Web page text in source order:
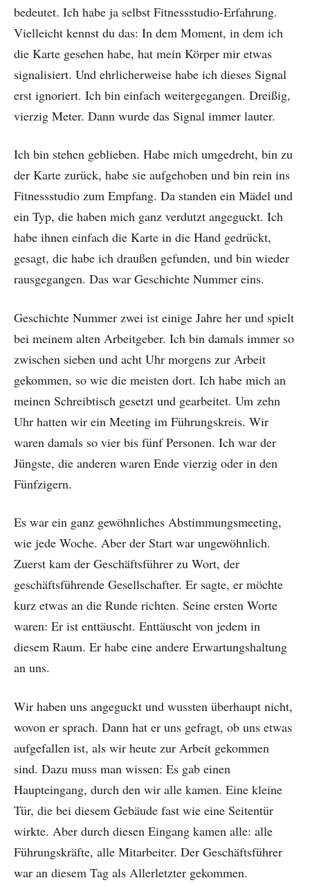
bedeutet. Ich habe ja selbst Fitnessstudio-Erfahrung.
Vielleicht kennst du das: In dem Moment, in dem ich
die Karte gesehen habe, hat mein Körper mir etwas
signalisiert. Und ehrlicherweise habe ich dieses Signal
erst ignoriert. Ich bin einfach weitergegangen. Dreißig,
vierzig Meter. Dann wurde das Signal immer lauter.
Ich bin stehen geblieben. Habe mich umgedreht, bin zu
der Karte zurück, habe sie aufgehoben und bin rein ins
Fitnessstudio zum Empfang. Da standen ein Mädel und
ein Typ, die haben mich ganz verdutzt angeguckt. Ich
habe ihnen einfach die Karte in die Hand gedrückt,
gesagt, die habe ich draußen gefunden, und bin wieder
rausgegangen. Das war Geschichte Nummer eins.
Geschichte Nummer zwei ist einige Jahre her und spielt
bei meinem alten Arbeitgeber. Ich bin damals immer so
zwischen sieben und acht Uhr morgens zur Arbeit
gekommen, so wie die meisten dort. Ich habe mich an
meinen Schreibtisch gesetzt und gearbeitet. Um zehn
Uhr hatten wir ein Meeting im Führungskreis. Wir
waren damals so vier bis fünf Personen. Ich war der
Jüngste, die anderen waren Ende vierzig oder in den
Fünfzigern.
Es war ein ganz gewöhnliches Abstimmungsmeeting,
wie jede Woche. Aber der Start war ungewöhnlich.
Zuerst kam der Geschäftsführer zu Wort, der
geschäftsführende Gesellschafter. Er sagte, er möchte
kurz etwas an die Runde richten. Seine ersten Worte
waren: Er ist enttäuscht. Enttäuscht von jedem in
diesem Raum. Er habe eine andere Erwartungshaltung
an uns.
Wir haben uns angeguckt und wussten überhaupt nicht,
wovon er sprach. Dann hat er uns gefragt, ob uns etwas
aufgefallen ist, als wir heute zur Arbeit gekommen
sind. Dazu muss man wissen: Es gab einen
Haupteingang, durch den wir alle kamen. Eine kleine
Tür, die bei diesem Gebäude fast wie eine Seitentür
wirkte. Aber durch diesen Eingang kamen alle: alle
Führungskräfte, alle Mitarbeiter. Der Geschäftsführer
war an diesem Tag als Allerletzter gekommen.